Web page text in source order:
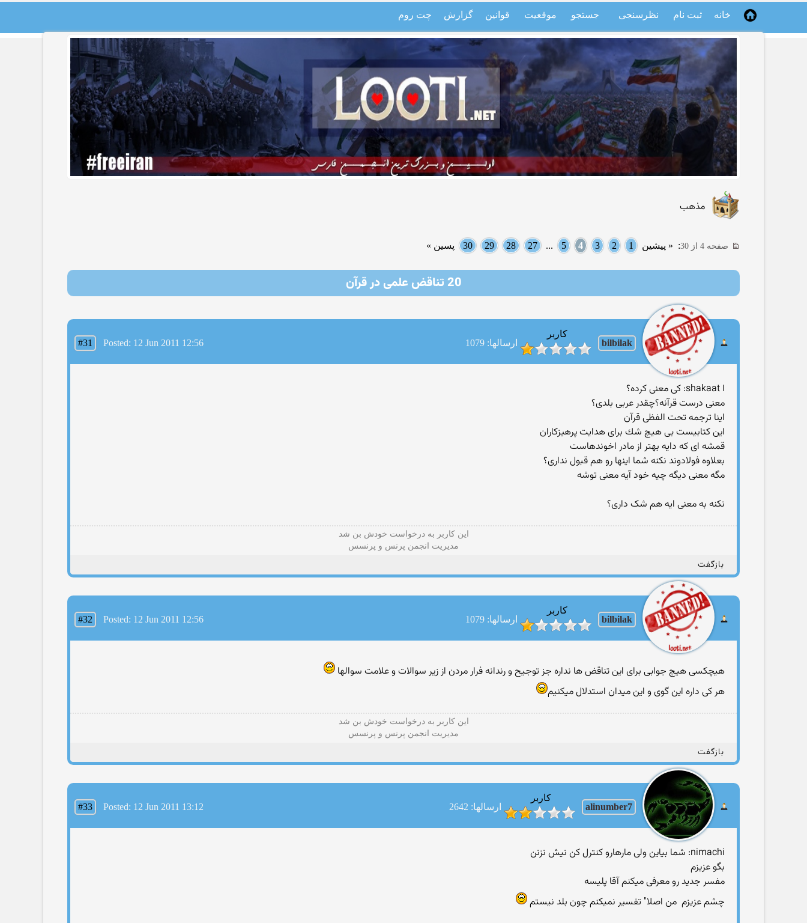
خانه ثبت نام نظرسنجی جستجو موقعیت قوانین گزارش چت روم
مذهب
صفحه 4 از 30 : « پیشین 1
2
3
4
5
...
27
28
29
30 پسین »
20 تناقض علمی در قرآن
bilbilak
کاربر
ارسالها: 1079
#31 Posted: 12 Jun 2011 12:56
ا shakaat: كی معنی كرده؟
معنی درست قرآنه؟چقدر عربی بلدی؟
اینا ترجمه تحت الفظی قرآن
این كتابیست بی هیچ شك برای هدایت پرهیزكاران
قمشه ای که دایه بهتر از مادر اخوندهاست
بعلاوه فولادوند نکنه شما اینها رو هم قبول نداری؟
مگه معنی دیگه چیه خود آیه معنی توشه
نکنه به معنی ایه هم شک داری؟
این كاربر به درخواست خودش بن شد
مدیریت انجمن پرنس و پرنسس
بازگفت
bilbilak
کاربر
ارسالها: 1079
#32 Posted: 12 Jun 2011 12:56
هیچکسی هیچ جوابی برای این تناقض ها نداره جز توجیح و رندانه فرار مردن از زیر سوالات و علامت سوالها
هر کی داره این گوی و این میدان استدلال میکنیم
این كاربر به درخواست خودش بن شد
مدیریت انجمن پرنس و پرنسس
بازگفت
alinumber7
کاربر
ارسالها: 2642
#33 Posted: 12 Jun 2011 13:12
nimachi: شما بیاین ولی مارهارو كنترل كن نیش نزنن
بگو عزیزم
مفسر جدید رو معرفی میكنم آقا پلیسه
چشم عزیزم من اصلا" تفسیر نمیکنم چون بلد نیستم